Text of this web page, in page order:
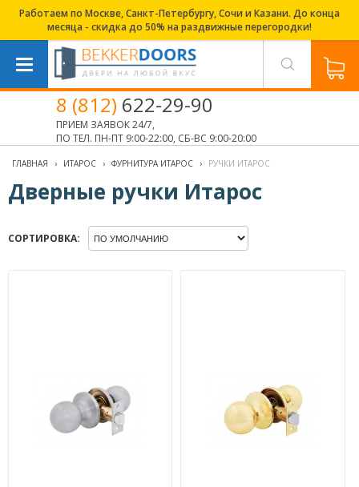
Работаем по Москве, Санкт-Петербургу, Сочи и Казани. До конца
месяца - скидка до 50% на раздвижные перегородки!
8 (812) 622-29-90
ПРИЕМ ЗАЯВОК 24/7,
ПО ТЕЛ. ПН-ПТ 9:00-22:00, СБ-ВС 9:00-20:00
ГЛАВНАЯ › ИТАРОС › ФУРНИТУРА ИТАРОС › РУЧКИ ИТАРОС
Дверные ручки Итарос
СОРТИРОВКА: